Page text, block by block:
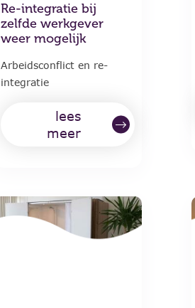
Re-integratie bij
zelfde werkgever
weer mogelijk
Arbeidsconflict en re-
integratie
lees
meer